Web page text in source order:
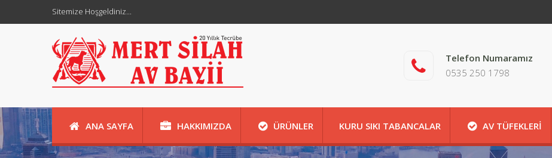
Sitemize Hoşgeldiniz...
Telefon Numaramız
0535 250 1798
ANA SAYFA HAKKIMIZDA ÜRÜNLER KURU SIKI TABANCALAR AV TÜFEKLERİ